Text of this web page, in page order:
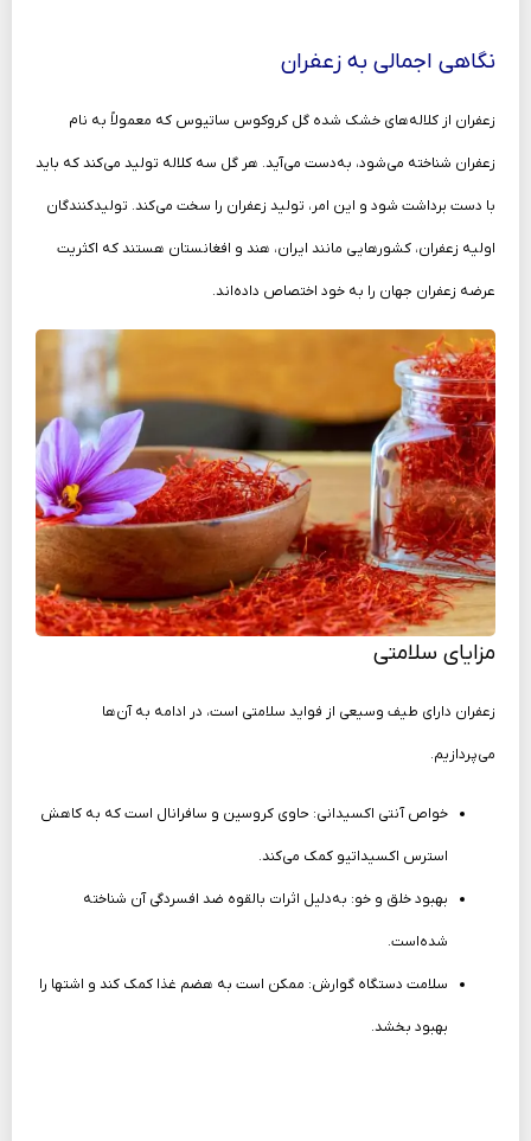
نگاهی اجمالی به زعفران
زعفران از کلاله‌های خشک شده گل کروکوس ساتیوس که معمولاً به نام
زعفران شناخته می‌شود، به‌دست می‌آید. هر گل سه کلاله تولید می‌کند که باید
با دست برداشت شود و این امر، تولید زعفران را سخت می‌کند. تولیدکنندگان
اولیه زعفران، کشورهایی مانند ایران، هند و افغانستان هستند که اکثریت
عرضه زعفران جهان را به خود اختصاص داده‌اند.
مزایای سلامتی
زعفران دارای طیف وسیعی از فواید سلامتی است، در ادامه به آن‌ها
می‌پردازیم.
خواص آنتی اکسیدانی: حاوی کروسین و سافرانال است که به کاهش
استرس اکسیداتیو کمک می‌کند.
بهبود خلق و خو: به‌دلیل اثرات بالقوه ضد افسردگی آن شناخته
شده‌است.
سلامت دستگاه گوارش: ممکن است به هضم غذا کمک کند و اشتها را
بهبود بخشد.